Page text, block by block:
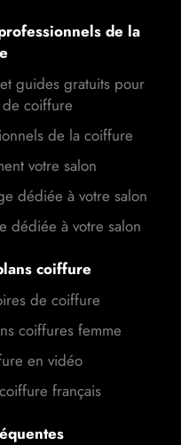
de la
guides gratuits pour
coiffure
de la coiffure
votre salon
dédiée à votre salon
dédiée à votre salon
coiffure
de coiffure
coiffures femme
en vidéo
français